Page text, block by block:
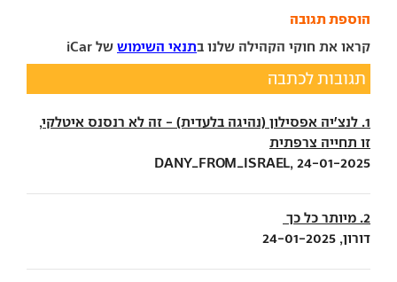
הוספת תגובה
קראו את חוקי הקהילה שלנו בתנאי השימוש של iCar
תגובות לכתבה
1. לנצ'יה אפסילון (נהיגה בלעדית) - זה לא רנסנס איטלקי,
זו תחייה צרפתית
DANY_FROM_ISRAEL, 24-01-2025
2. מיותר כל כך
דורון, 24-01-2025